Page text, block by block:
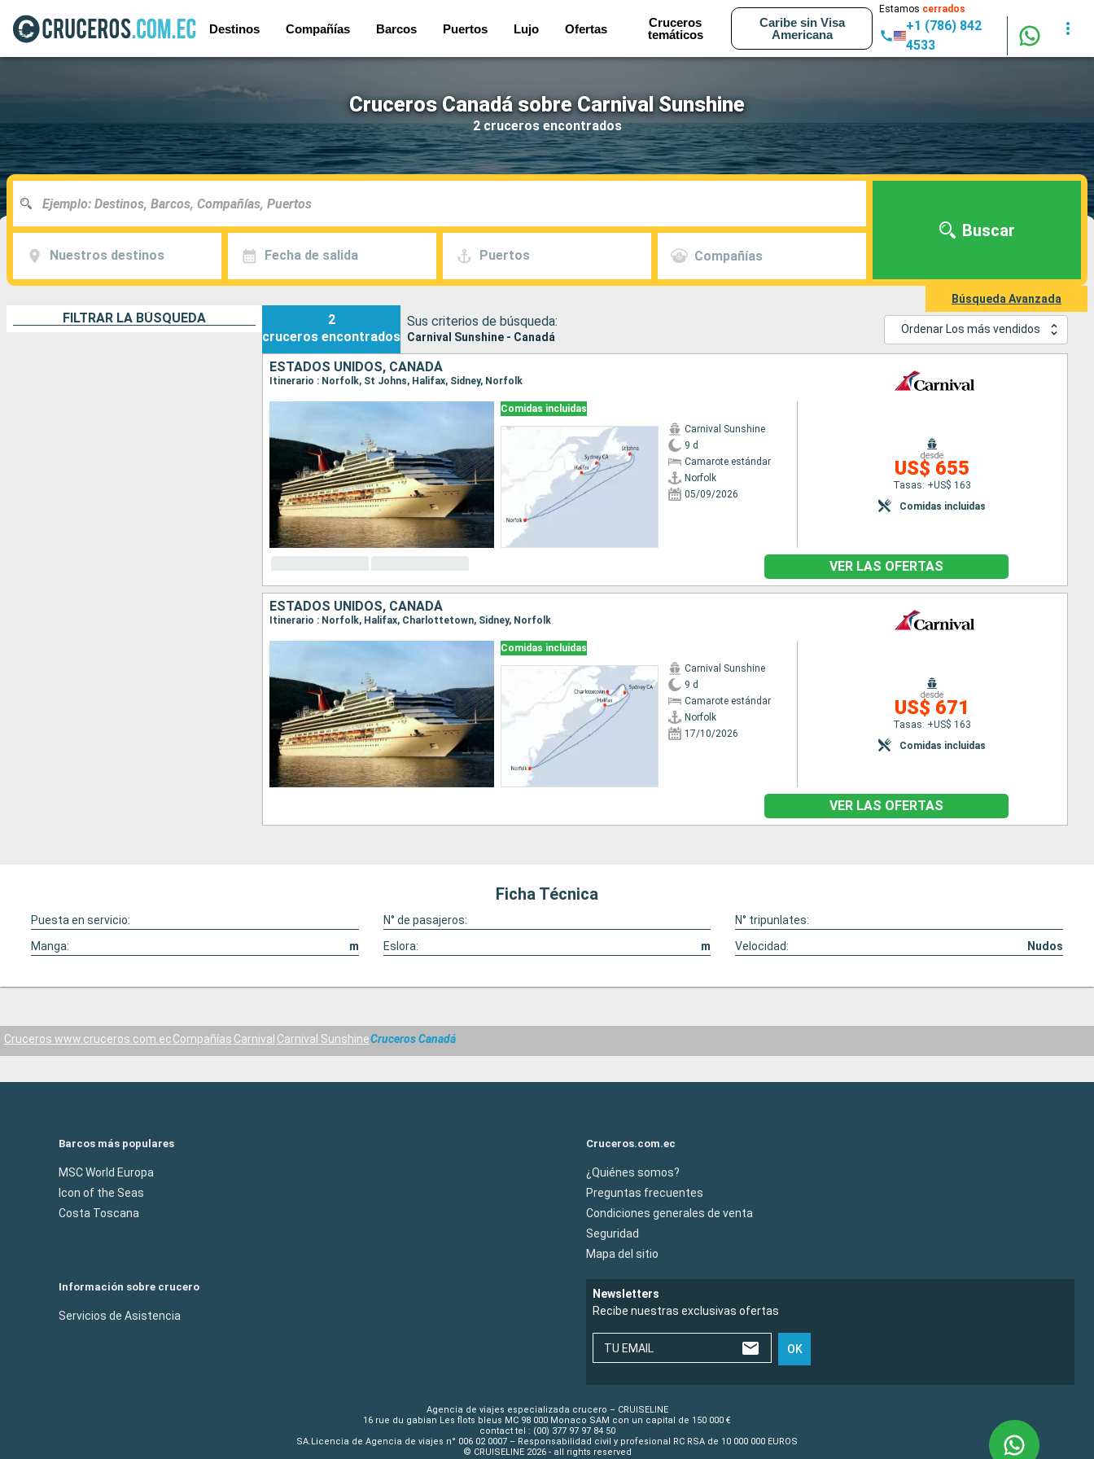
Destinos Compañías Barcos Puertos Lujo Ofertas
Cruceros
temáticos
Caribe sin Visa
Americana
Estamos cerrados
+1 (786) 842
4533
Cruceros Canadá sobre Carnival Sunshine
2 cruceros encontrados
Nuestros destinos Fecha de salida Puertos Compañías
Buscar
Búsqueda Avanzada
FILTRAR LA BÚSQUEDA
2
cruceros encontrados
Sus criterios de búsqueda:
Carnival Sunshine - Canadá
Ordenar Los más vendidos
ESTADOS UNIDOS, CANADÁ
Itinerario : Norfolk, St Johns, Halifax, Sidney, Norfolk
Comidas incluidas
Carnival Sunshine
9 d
Camarote estándar
Norfolk
05/09/2026
desde
US$ 655
Tasas: +US$ 163
Comidas incluidas
VER LAS OFERTAS
ESTADOS UNIDOS, CANADÁ
Itinerario : Norfolk, Halifax, Charlottetown, Sidney, Norfolk
Comidas incluidas
Carnival Sunshine
9 d
Camarote estándar
Norfolk
17/10/2026
desde
US$ 671
Tasas: +US$ 163
Comidas incluidas
VER LAS OFERTAS
Ficha Técnica
Puesta en servicio: N° de pasajeros:
N° tripunlates:
Manga:
m Eslora: m Velocidad: Nudos
Cruceros www.cruceros.com.ecCompañías Carnival Carnival SunshineCruceros Canadá
Barcos más populares
MSC World Europa
Icon of the Seas
Costa Toscana
Cruceros.com.ec
¿Quiénes somos?
Preguntas frecuentes
Condiciones generales de venta
Seguridad
Mapa del sitio
Información sobre crucero
Servicios de Asistencia
Newsletters
Recibe nuestras exclusivas ofertas
TU EMAIL OK
Agencia de viajes especializada crucero – CRUISELINE
16 rue du gabian Les flots bleus MC 98 000 Monaco SAM con un capital de 150 000 €
contact tel : (00) 377 97 97 84 50
SA.Licencia de Agencia de viajes n° 006 02 0007 – Responsabilidad civil y profesional RC RSA de 10 000 000 EUROS
© CRUISELINE 2026 - all rights reserved